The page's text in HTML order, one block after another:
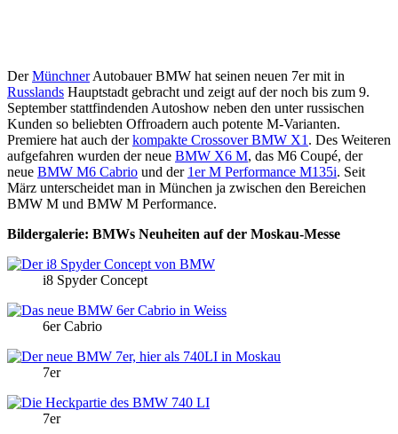
DerMünchnerAutobauer BMW hat seinen neuen 7er mit in
Russlands Hauptstadt gebracht und zeigt auf der noch bis zum 9.
September stattfindenden Autoshow neben den unter russischen
Kunden so beliebten Offroadern auch potente M-Varianten.
Premiere hat auch derkompakte Crossover BMW X1 . Des Weiteren
aufgefahren wurden der neue BMW X6 M, das M6 Coupé, der
neue BMW M6 Cabrio und der 1er M Performance M135i. Seit
März unterscheidet man in München ja zwischen den Bereichen
ВМW М und BMW M Performance.
Bildergalerie: BMWs Neuheiten auf der Moskau-Messe
i8 Spyder Concept
6er Cabrio
7er
7er